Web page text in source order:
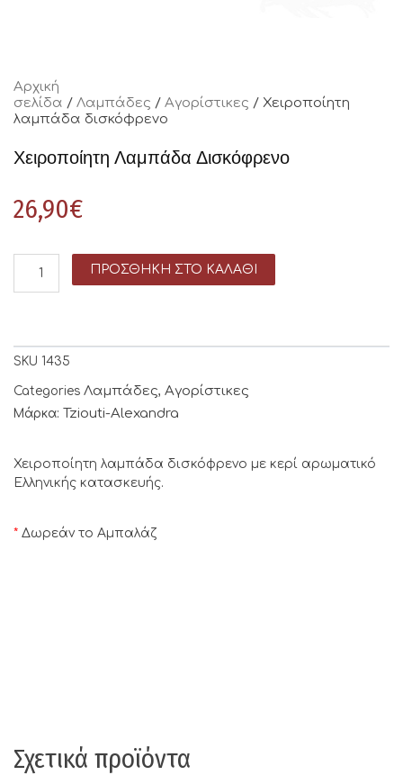
Αρχική
σελίδα / Λαμπάδες / Αγορίστικες / Χειροποίητη
λαμπάδα δισκόφρενο
Χειροποίητη Λαμπάδα Δισκόφρενο
26,90€
ΠΡΟΣΘΉΚΗ ΣΤΟ ΚΑΛΆΘΙ
SKU 1435
Categories Λαμπάδες, Αγορίστικες
Μάρκα: Tziouti-Alexandra
Χειροποίητη λαμπάδα δισκόφρενο με κερί αρωματικό
Ελληνικής κατασκευής.
* Δωρεάν το Αμπαλάζ
Σχετικά προϊόντα